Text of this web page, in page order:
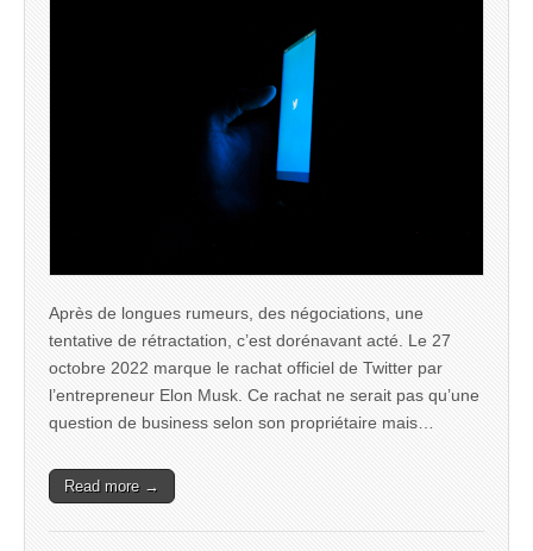
Après de longues rumeurs, des négociations, une
tentative de rétractation, c’est dorénavant acté. Le 27
octobre 2022 marque le rachat officiel de Twitter par
l’entrepreneur Elon Musk. Ce rachat ne serait pas qu’une
question de business selon son propriétaire mais…
Read more →